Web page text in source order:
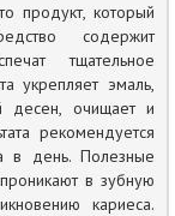
продукт, который
содержит
тщательное
укрепляет эмаль,
десен, очищает и
рекомендуется
в день. Полезные
в зубную
кариеса.